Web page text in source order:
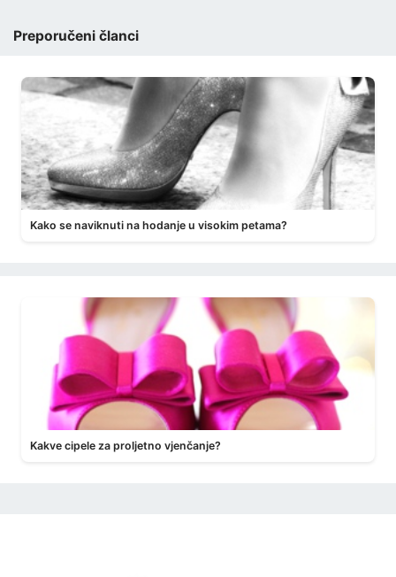
Preporučeni članci
Kako se naviknuti na hodanje u visokim petama?
Kakve cipele za proljetno vjenčanje?